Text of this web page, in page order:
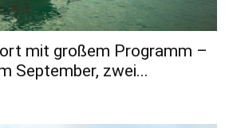
mit großem Programm –
September, zwei...